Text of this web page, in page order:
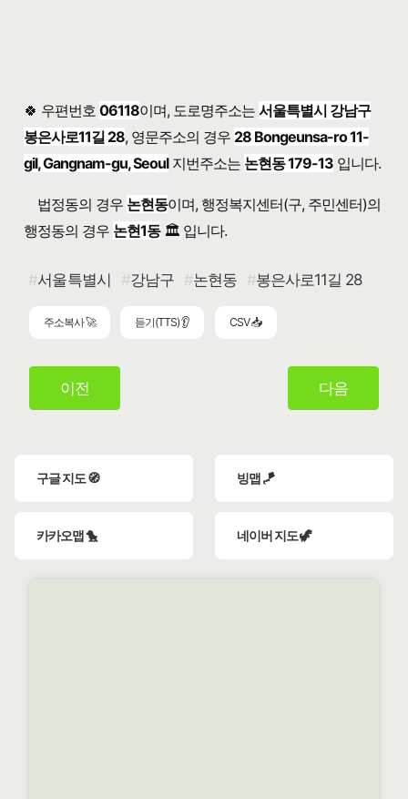
🍀 우편번호 06118이며, 도로명주소는서울특별시 강남구
봉은사로11길 28, 영문주소의 경우 28 Bongeunsa-ro 11-
gil, Gangnam-gu, Seoul지번주소는 논현동 179-13 입니다.
법정동의 경우 논현동이며, 행정복지센터(구, 주민센터)의
행정동의 경우 논현1동🏛️ 입니다.
서울특별시 강남구 논현동 봉은사로11길 28
주소복사 🚀 듣기(TTS) 👂 CSV 📥
이전 다음
구글 지도 🧭 빙맵 🪁
카카오맵 🐤 네이버 지도 🦖